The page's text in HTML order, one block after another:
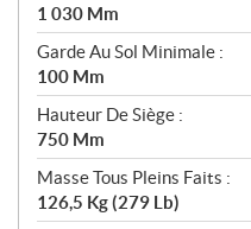
1 030 Mm
Garde Au Sol Minimale :
100 Mm
Hauteur De Siège :
750 Mm
Masse Tous Pleins Faits :
126,5 Kg (279 Lb)